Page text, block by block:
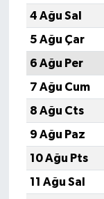
4 Ağu Sal
5 Ağu Çar
6 Ağu Per
7 Ağu Cum
8 Ağu Cts
9 Ağu Paz
10 Ağu Pts
11 Ağu Sal